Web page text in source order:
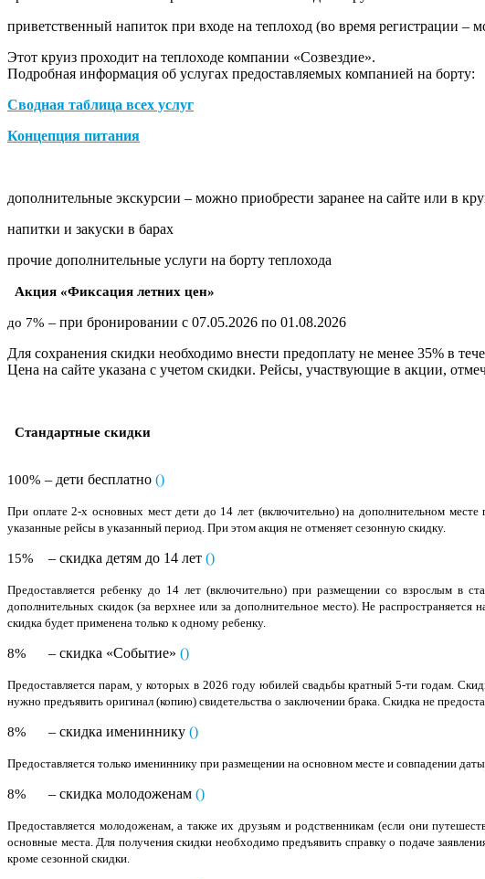
приветственный напиток при входе на теплоход (во время регистрации
Этот круиз проходит на теплоходе компании «Созвездие».
Подробная информация об услугах предоставляемых компанией на борту:
Сводная таблица всех услуг
Концепция питания
дополнительные экскурсии – можно приобрести заранее на сайте или в
напитки и закуски в барах
прочие дополнительные услуги на борту теплохода
Акция «Фиксация летних цен»
до 7% – при бронировании с 07.05.2026 по 01.08.2026
Для сохранения скидки необходимо внести предоплату не менее 35% в
Цена на сайте указана с учетом скидки. Рейсы, участвующие в акции,
Стандартные скидки
100% – дети бесплатно ()
При оплате 2-х основных мест дети до 14 лет (включительно) на дополнительном
указанные рейсы в указанный период. При этом акция не отменяет сезонную скидку.
15% – скидка детям до 14 лет ()
Предоставляется ребенку до 14 лет (включительно) при размещении со взрослым
дополнительных скидок (за верхнее или за дополнительное место). Не
скидка будет применена только к одному ребенку.
8% – скидка «Событие» ()
Предоставляется парам, у которых в 2026 году юбилей свадьбы кратный 5-ти годам.
нужно предъявить оригинал (копию) свидетельства о заключении брака. Скидка не
8% – скидка имениннику ()
Предоставляется только имениннику при размещении на основном месте и совпадении
8% – скидка молодоженам ()
Предоставляется молодоженам, а также их друзьям и родственникам (если они
основные места. Для получения скидки необходимо предъявить справку о подаче
кроме сезонной скидки.